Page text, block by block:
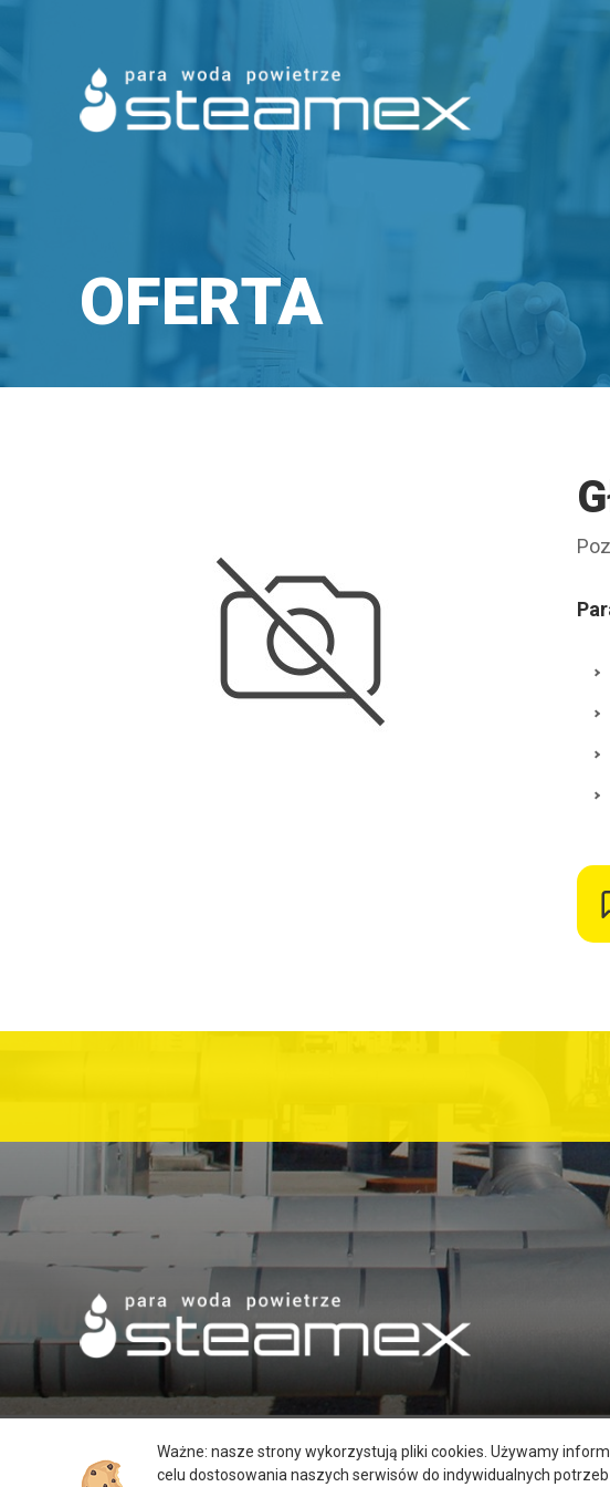
OFERTA
Ważne: nasze strony wykorzystują pliki cookies. Używamy
celu dostosowania naszych serwisów do indywidualnych